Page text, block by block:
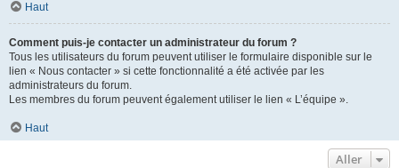
Haut
Comment puis-je contacter un administrateur du forum ?
Tous les utilisateurs du forum peuvent utiliser le formulaire disponible sur le
lien « Nous contacter » si cette fonctionnalité a été activée par les
administrateurs du forum.
Les membres du forum peuvent également utiliser le lien « L’équipe ».
Haut
Aller